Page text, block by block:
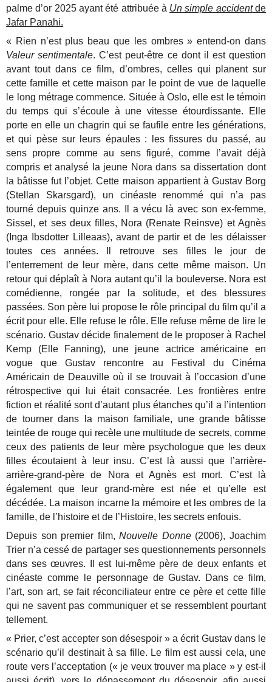
palme d’or 2025 ayant été attribuée à Un simple accidentde
Jafar Panahi.
« Rien n’est plus beau que les ombres » entend-on dans
Valeur sentimentale. C’est peut-être ce dont il est question
avant tout dans ce film, d’ombres, celles qui planent sur
cette famille et cette maison par le point de vue de laquelle
le long métrage commence. Située à Oslo, elle est le témoin
du temps qui s’écoule à une vitesse étourdissante. Elle
porte en elle un chagrin qui se faufile entre les générations,
et qui pèse sur leurs épaules : les fissures du passé, au
sens propre comme au sens figuré, comme l’avait déjà
compris et analysé la jeune Nora dans sa dissertation dont
la bâtisse fut l’objet. Cette maison appartient à Gustav Borg
(Stellan Skarsgard), un cinéaste renommé qui n’a pas
tourné depuis quinze ans. Il a vécu là avec son ex-femme,
Sissel, et ses deux filles, Nora (Renate Reinsve) et Agnès
(Inga Ibsdotter Lilleaas), avant de partir et de les délaisser
toutes ces années. Il retrouve ses filles le jour de
l’enterrement de leur mère, dans cette même maison. Un
retour qui déplaît à Nora autant qu’il la bouleverse. Nora est
comédienne, rongée par la solitude, et des blessures
passées. Son père lui propose le rôle principal du film qu’il a
écrit pour elle. Elle refuse le rôle. Elle refuse même de lire le
scénario. Gustav décide finalement de le proposer à Rachel
Kemp (Elle Fanning), une jeune actrice américaine en
vogue que Gustav rencontre au Festival du Cinéma
Américain de Deauville où il se trouvait à l’occasion d’une
rétrospective qui lui était consacrée. Les frontières entre
fiction et réalité sont d’autant plus étanches qu’il a l’intention
de tourner dans la maison familiale, une grande bâtisse
teintée de rouge qui recèle une multitude de secrets, comme
ceux des patients de leur mère psychologue que les deux
filles écoutaient à leur insu. C’est là aussi que l’arrière-
arrière-grand-père de Nora et Agnès est mort. C’est là
également que leur grand-mère est née et qu’elle est
décédée. La maison incarne la mémoire et les ombres de la
famille, de l’histoire et de l’Histoire, les secrets enfouis.
Depuis son premier film,Nouvelle Donne(2006), Joachim
Trier n’a cessé de partager ses questionnements personnels
dans ses œuvres. Il est lui-même père de deux enfants et
cinéaste comme le personnage de Gustav. Dans ce film,
l’art, son art, se fait réconciliateur entre ce père et cette fille
qui ne savent pas communiquer et se ressemblent pourtant
tellement.
« Prier, c’est accepter son désespoir » a écrit Gustav dans le
scénario qu’il destinait à sa fille. Le film est aussi cela, une
route vers l’acceptation (« je veux trouver ma place » y est-il